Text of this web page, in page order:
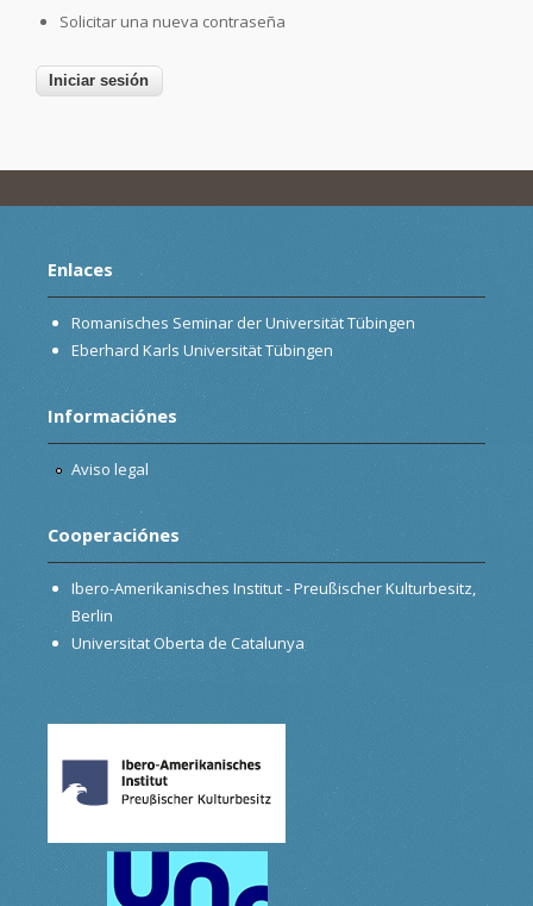
Solicitar una nueva contraseña
Enlaces
Romanisches Seminar der Universität Tübingen
Eberhard Karls Universität Tübingen
Informaciónes
Aviso legal
Cooperaciónes
Ibero-Amerikanisches Institut - Preußischer Kulturbesitz,
Berlin
Universitat Oberta de Catalunya